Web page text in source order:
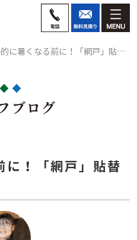
本格的に暑くなる前に！「網戸」貼替は今が…
ブログ
に！「網戸」貼替